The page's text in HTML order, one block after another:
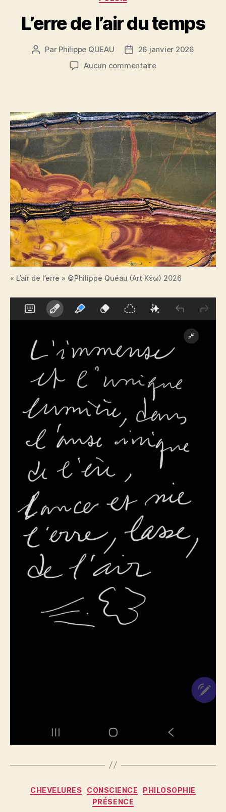
L’erre de l’air du temps
Auteur
Par Philippe QUEAU
Date26 janvier 2026
Aucun commentairesur
du
temps
« L’air de l’erre » ©Philippe Quéau (Art Κέω) 2026
Catégories
CHEVELURES CONSCIENCE
PHILOSOPHIE
PRÉSENCE